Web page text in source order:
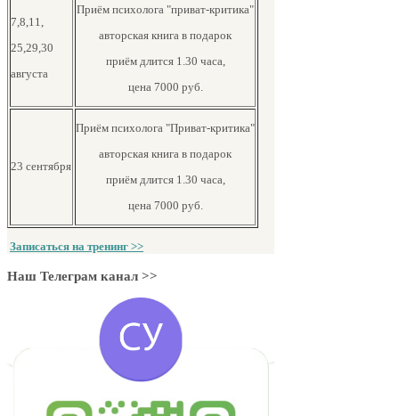
7,8,11,
25,29,30
августа
Приём психолога "приват-критика"
авторская книга в подарок
приём длится 1.30 часа,
цена 7000 руб.
23 сентября
Приём психолога "Приват-критика"
авторская книга в подарок
приём длится 1.30 часа,
цена 7000 руб.
Записаться на тренинг >>
Наш Телеграм канал >>